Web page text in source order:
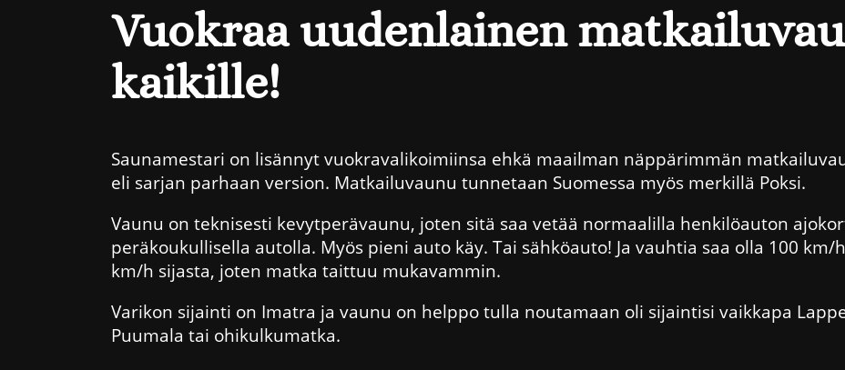
Vuokraa uudenlainen
kaikille!
Saunamestari on lisännyt vuokravalikoimiinsa ehkä maailman näppärimmän
eli sarjan parhaan version. Matkailuvaunu tunnetaan Suomessa myös merkillä Poksi.
Vaunu on teknisesti kevytperävaunu, joten sitä saa vetää normaalilla henkilöauton
peräkoukullisella autolla. Myös pieni auto käy. Tai sähköauto! Ja vauhtia saa olla 100
km/h sijasta, joten matka taittuu mukavammin.
Varikon sijainti on Imatra ja vaunu on helppo tulla noutamaan oli sijaintisi vaikkapa
Puumala tai ohikulkumatka.